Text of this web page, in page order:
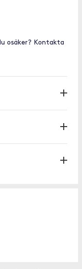
osäker? Kontakta